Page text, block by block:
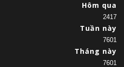
Hôm qua
2417
Tuần này
7601
Tháng này
7601